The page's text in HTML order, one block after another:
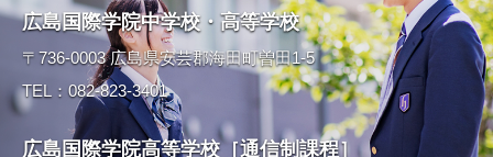
広島国際学院中学校・高等学校
〒736-0003 広島県安芸郡海田町曽田1-5
TEL：082-823-3401
広島国際学院高等学校［通信制課程］